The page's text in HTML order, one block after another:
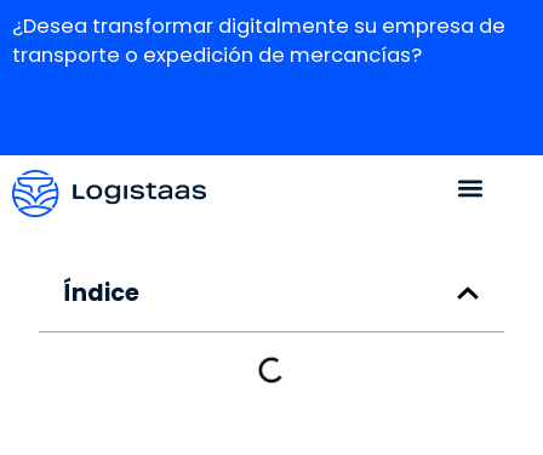
¿Desea transformar digitalmente su empresa de
transporte o expedición de mercancías?
Índice